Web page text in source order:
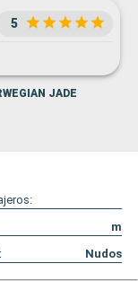
5
JADE
m
Nudos